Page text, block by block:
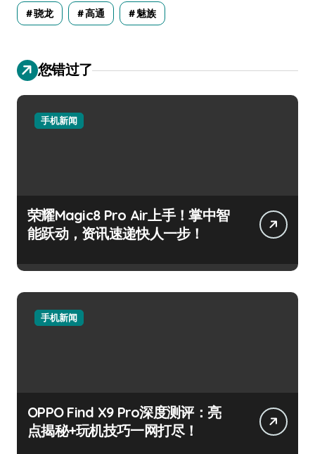
骁龙 高通 魅族
您错过了
手机新闻
荣耀Magic8 Pro Air上手！掌中智
能跃动，资讯速递快人一步！
手机新闻
OPPO Find X9 Pro深度测评：亮
点揭秘+玩机技巧一网打尽！